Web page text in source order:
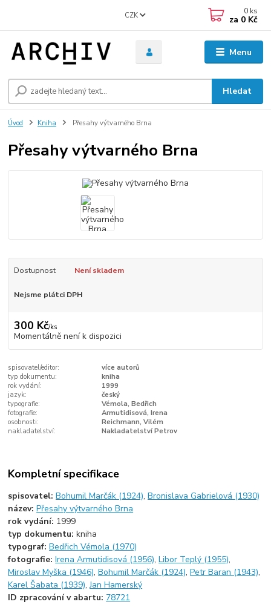
Menu
CZK
Hledat
0 ks
za 0 Kč
Úvod Kniha Přesahy výtvarného Brna
Přesahy výtvarného Brna
Dostupnost Není skladem
Nejsme plátci DPH
300 Kč/ks
Momentálně není k dispozici
spisovatel/editor:
více autorů
typ dokumentu:
kniha
rok vydání:
1999
jazyk:
český
typografie:
Vémola, Bedřich
fotografie:
Armutidisová, Irena
osobnosti:
Reichmann, Vilém
nakladatelství:
Nakladatelství Petrov
Kompletní specifikace
spisovatel:Bohumil Marčák (1924),Bronislava Gabrielová (1930)
název:Přesahy výtvarného Brna
rok vydání: 1999
typ dokumentu:kniha
typograf:Bedřich Vémola (1970)
fotografie:Irena Armutidisová (1956),Libor Teplý (1955),
Miroslav Myška (1946),Bohumil Marčák (1924),Petr Baran (1943),
Karel Šabata (1939),Jan Hamerský
ID zpracování v abartu: 78721